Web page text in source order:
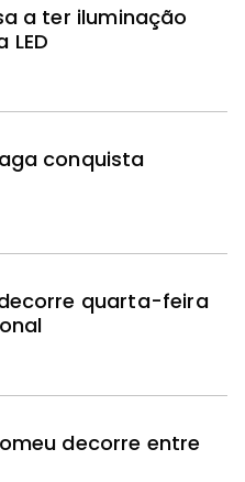
a ter iluminação
conquista
quarta-feira
decorre entre